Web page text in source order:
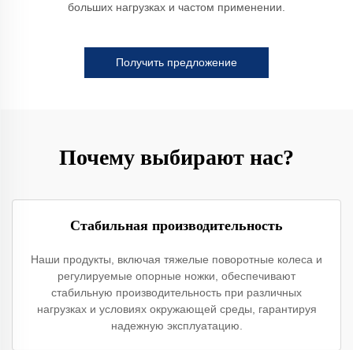
больших нагрузках и частом применении.
Получить предложение
Почему выбирают нас?
Стабильная производительность
Наши продукты, включая тяжелые поворотные колеса и
регулируемые опорные ножки, обеспечивают
стабильную производительность при различных
нагрузках и условиях окружающей среды, гарантируя
надежную эксплуатацию.